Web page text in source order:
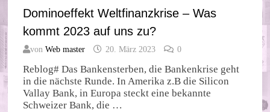
Dominoeffekt Weltfinanzkrise – Was
kommt 2023 auf uns zu?
vonWeb master 20. März 2023 0
Reblog# Das Bankensterben, die Bankenkrise geht
in die nächste Runde. In Amerika z.B die Silicon
Vallay Bank, in Europa steckt eine bekannte
Schweizer Bank, die …